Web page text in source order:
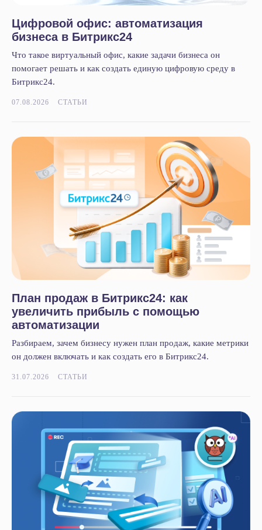
Цифровой офис: автоматизация
бизнеса в Битрикс24
Что такое виртуальный офис, какие задачи бизнеса он
помогает решать и как создать единую цифровую среду в
Битрикс24.
07.08.2026 СТАТЬИ
План продаж в Битрикс24: как
увеличить прибыль с помощью
автоматизации
Разбираем, зачем бизнесу нужен план продаж, какие метрики
он должен включать и как создать его в Битрикс24.
31.07.2026 СТАТЬИ